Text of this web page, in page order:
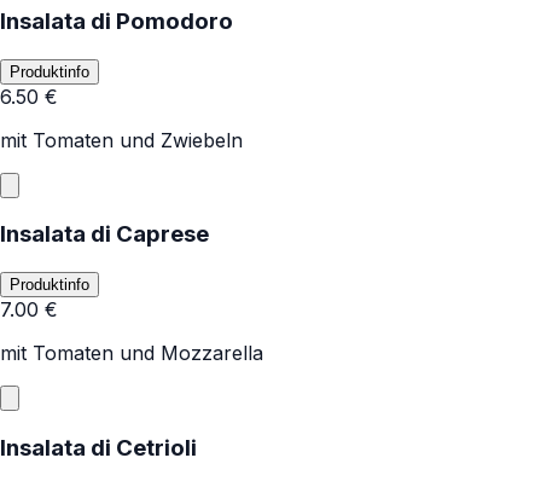
Insalata di Pomodoro
Produktinfo
6.50 €
mit Tomaten und Zwiebeln
Insalata di Caprese
Produktinfo
7.00 €
mit Tomaten und Mozzarella
Insalata di Cetrioli